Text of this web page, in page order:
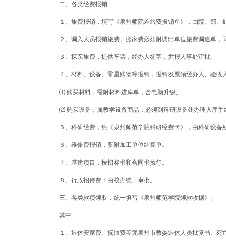
二、各类经费报销
１、旅费报销，填写《泉州师院差旅费报销单》，由院、部
２、调入人员报销旅费、搬家费必须附调出单位旅费调遣单
３、探亲旅费，提供车票，经办人签字，并报人事处审批。
４、材料、设备、零星购物等报销，报销发票须经办人、验收
⑴ 购买材料，需附材料进库单，含电脑升级。
⑵ 购买设备，属教学设备商品，必须到科研设备处办理入库
５、科研经费，凭《泉州师范学院科研经费卡》，由科研设备
６、维修费报销，要附加工单位结算单。
７、基建项目：按招标书和合同书执行。
８、行政招待费：由校办统一审批。
三、各类款项领取，统一填写《泉州师范学院领款收据》。
其中
１、退休安家费、抚恤费等凭泉州市教委退休人员批复书、死